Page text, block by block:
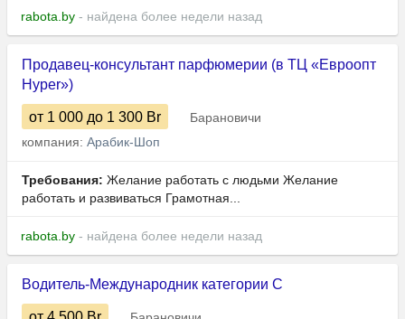
rabota.by - найдена более недели назад
Продавец-консультант парфюмерии (в ТЦ «Евроопт
Hyper»)
от 1 000 до 1 300 Br
Барановичи
компания: Арабик-Шоп
Требования: Желание работать с людьми Желание
работать и развиваться Грамотная...
rabota.by - найдена более недели назад
Водитель-Международник категории С